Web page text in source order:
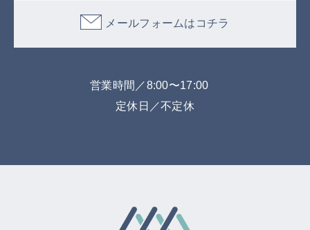
メールフォームはコチラ
営業時間／8:00〜17:00
定休日／不定休